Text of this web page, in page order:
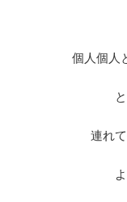
個人個人
連れ